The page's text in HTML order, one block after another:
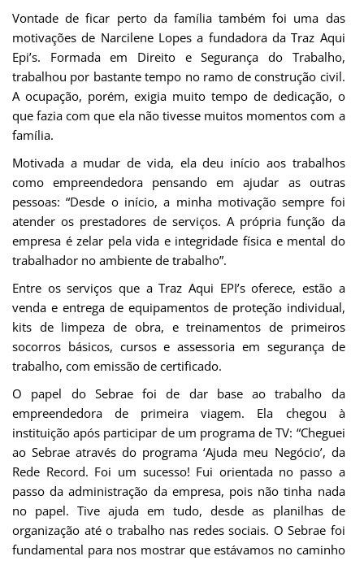
Vontade de ficar perto da família também foi uma das
motivações de Narcilene Lopes a fundadora da Traz Aqui
Epi’s. Formada em Direito e Segurança do Trabalho,
trabalhou por bastante tempo no ramo de construção civil.
A ocupação, porém, exigia muito tempo de dedicação, o
que fazia com que ela não tivesse muitos momentos com a
família.
Motivada a mudar de vida, ela deu início aos trabalhos
como empreendedora pensando em ajudar as outras
pessoas: “Desde o início, a minha motivação sempre foi
atender os prestadores de serviços. A própria função da
empresa é zelar pela vida e integridade física e mental do
trabalhador no ambiente de trabalho”.
Entre os serviços que a Traz Aqui EPI’s oferece, estão a
venda e entrega de equipamentos de proteção individual,
kits de limpeza de obra, e treinamentos de primeiros
socorros básicos, cursos e assessoria em segurança de
trabalho, com emissão de certificado.
O papel do Sebrae foi de dar base ao trabalho da
empreendedora de primeira viagem. Ela chegou à
instituição após participar de um programa de TV: “Cheguei
ao Sebrae através do programa ‘Ajuda meu Negócio’, da
Rede Record. Foi um sucesso! Fui orientada no passo a
passo da administração da empresa, pois não tinha nada
no papel. Tive ajuda em tudo, desde as planilhas de
organização até o trabalho nas redes sociais. O Sebrae foi
fundamental para nos mostrar que estávamos no caminho